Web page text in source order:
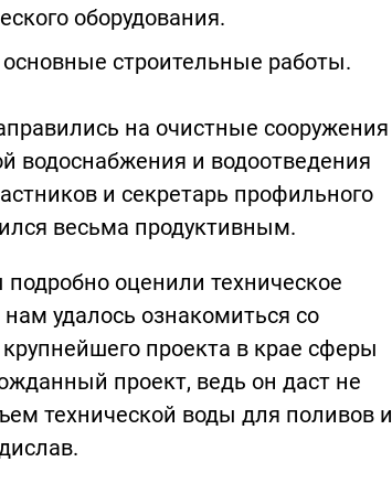
оборудования.
строительные работы.
на очистные сооружения
водоснабжения и водоотведения
и секретарь профильного
весьма продуктивным.
оценили техническое
удалось ознакомиться со
проекта в крае сферы
проект, ведь он даст не
технической воды для поливов и